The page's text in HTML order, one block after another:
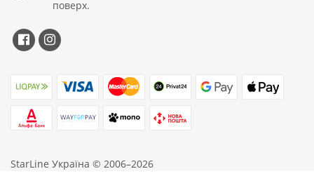
поверх.
StarLine Україна © 2006–2026